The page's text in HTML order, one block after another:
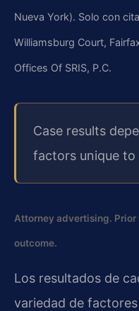
Nueva York). Solo con
Williamsburg Court,
Offices Of SRIS, P.C.
Case results
factors unique to
Attorney advertising. Prior
outcome.
Los resultados de
variedad de